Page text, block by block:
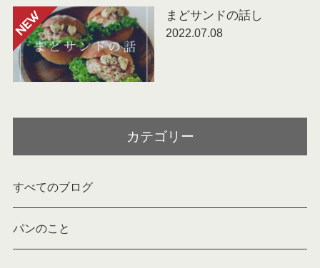
NEW まどサンドの話し
2022.07.08
カテゴリー
すべてのブログ
パンのこと